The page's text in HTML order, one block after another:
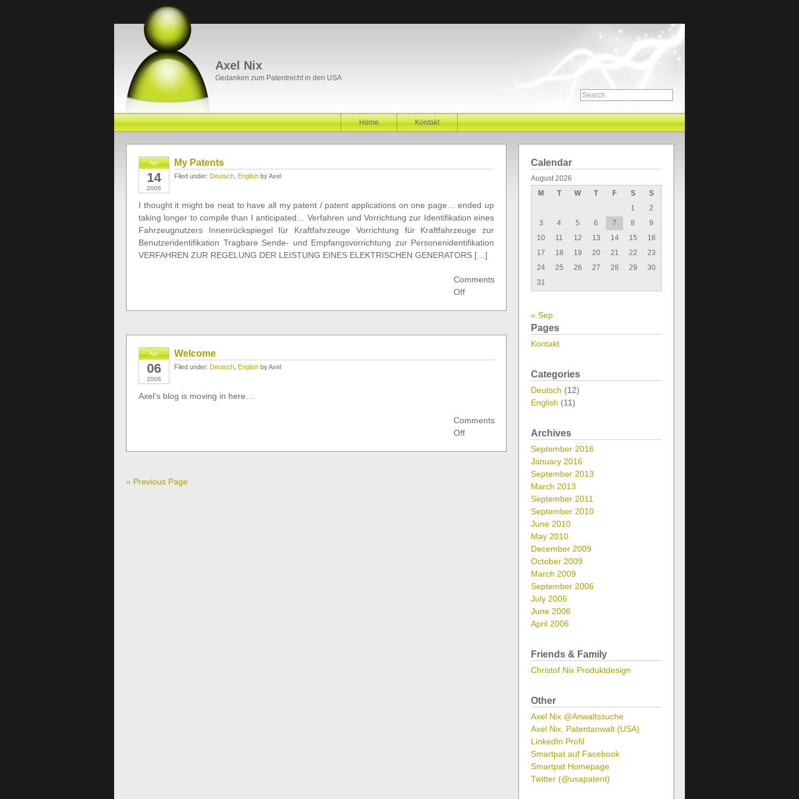
Axel Nix
Gedanken zum Patentrecht in den USA
Home Kontakt
Apr
14
2006
My Patents
Filed under: Deutsch English by Axel
I thought it might be neat to have all my patent / patent applications on one page… ended up
taking longer to compile than I anticipated… Verfahren und Vorrichtung zur Identifikation eines
Fahrzeugnutzers Innenrückspiegel für Kraftfahrzeuge Vorrichtung für Kraftfahrzeuge zur
Benutzeridentifikation Tragbare Sende- und Empfangsvorrichtung zur Personenidentifikation
VERFAHREN ZUR REGELUNG DER LEISTUNG EINES ELEKTRISCHEN GENERATORS […]
Comments
Offon
Apr
06
2006
Welcome
Filed under: Deutsch English by Axel
Axel’s blog is moving in here…
Comments
Offon
« Previous Page
Calendar
August 2026
M
T W T F S
S
1
2
3
4 5 6 7 8
9
10
11 12 13 14 15
16
17
18 19 20 21 22
23
24
25 26 27 28 29
30
31
« Sep
Pages
Kontakt
Categories
Deutsch (12)
English (11)
Archives
September 2016
January 2016
September 2013
March 2013
September 2011
September 2010
June 2010
May 2010
December 2009
October 2009
March 2009
September 2006
July 2006
June 2006
April 2006
Friends & Family
Christof Nix Produktdesign
Other
Axel Nix @Anwaltssuche
Axel Nix, Patentanwalt (USA)
LinkedIn Profil
Smartpat auf Facebook
Smartpat Homepage
Twitter (@usapatent)